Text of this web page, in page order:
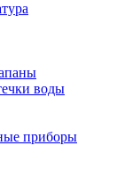
воды
приборы